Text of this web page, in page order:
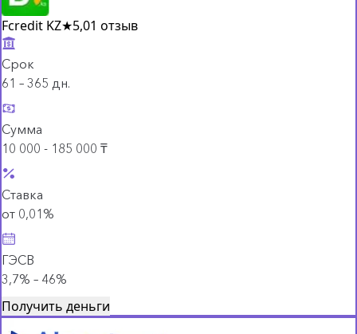
Fcredit KZ★5,01 отзыв
Срок
61 – 365 дн.
Сумма
10 000 - 185 000 ₸
Ставка
от 0,01%
ГЭСВ
3,7% – 46%
Получить деньги